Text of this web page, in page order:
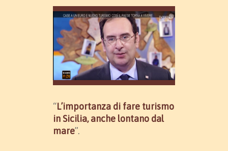
“L’importanza di fare turismo
in Sicilia, anche lontano dal
mare”.